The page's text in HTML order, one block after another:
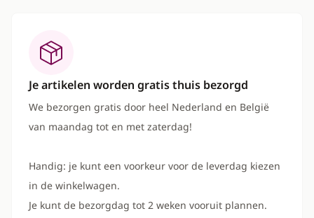
Je artikelen worden gratis thuis bezorgd
We bezorgen gratis door heel Nederland en België
van maandag tot en met zaterdag!
Handig: je kunt een voorkeur voor de leverdag kiezen
in de winkelwagen.
Je kunt de bezorgdag tot 2 weken vooruit plannen.